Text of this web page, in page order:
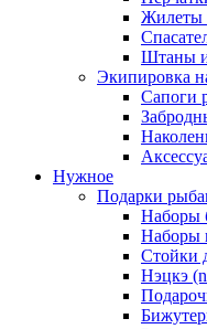
Жилеты
Штаны
Экипировка
Сапоги
Нужное
Подарки
Наборы
Наборы
Стойки
Нэцкэ